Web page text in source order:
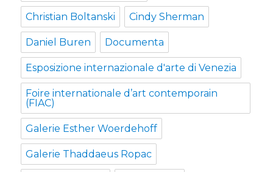
Christian Boltanski Cindy Sherman
Daniel Buren Documenta
Esposizione internazionale d'arte di Venezia
Foire internationale d’art contemporain
(FIAC)
Galerie Esther Woerdehoff
Galerie Thaddaeus Ropac